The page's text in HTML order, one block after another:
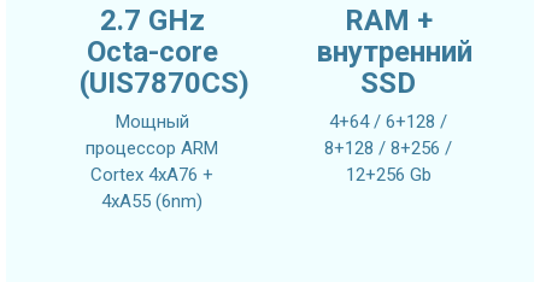
2.7 GHz
Octa-core
(UIS7870CS)
Мощный
процессор ARM
Cortex 4xA76 +
4xA55 (6nm)
RAM +
внутренний
SSD
4+64 / 6+128 /
8+128 / 8+256 /
12+256 Gb